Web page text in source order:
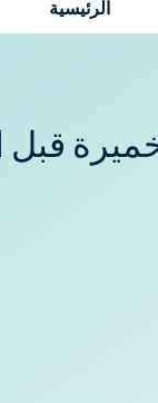
الرئيسية
قبل